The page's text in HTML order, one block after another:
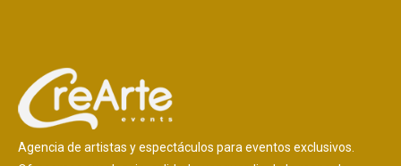
Agencia de artistas y espectáculos para eventos exclusivos.